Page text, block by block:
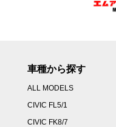
車種から探す
ALL MODELS
CIVIC FL5/1
CIVIC FK8/7